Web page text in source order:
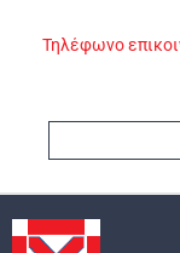
Τηλέφωνο